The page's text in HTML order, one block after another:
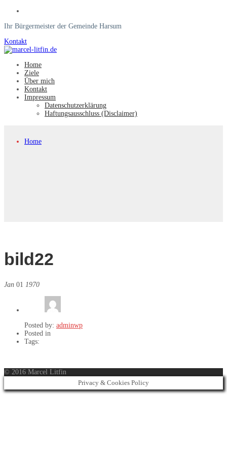
Ihr Bürgermeister der Gemeinde Harsum
Kontakt
Home
Ziele
Über mich
Kontakt
Impressum
Datenschutzerklärung
Haftungsausschluss (Disclaimer)
Home
bild22
Jan 01 1970
Posted by: adminwp
Posted in
Tags:
© 2016 Marcel Litfin
Privacy & Cookies Policy